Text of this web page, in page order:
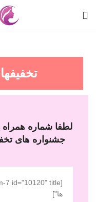
لطفا شماره همراه
جشنواره های
ها"]